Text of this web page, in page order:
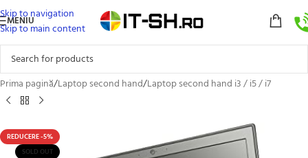
Skip to navigation
Skip to main content
MENIU
Prima pagină/Laptop second hand/Laptop second hand i3 / i5 / i7
REDUCERE -5%
SOLD OUT